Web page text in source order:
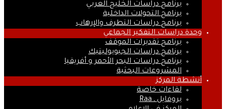
برنامج دراسات الخليج العربي
برنامج التحولات الداخلية
برنامج دراسات التطرف والإرهاب
وحدة دراسات التفكير الجماعي
برنامج تقديرات الموقف
برنامج دراسات الجيوبوليتيك
برنامج دراسات البحر الأحمر و أفريقيا
المشروعات البحثية
أنشطة المركز
لقاءات خاصة
بروفايل ـ Raa